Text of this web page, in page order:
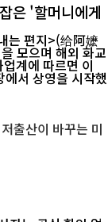
은 '할머니에게
는 편지>(给阿嬷
모으며 해외 화교
서 상영을 시작했